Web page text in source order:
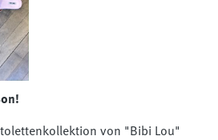
von "Bibi Lou"